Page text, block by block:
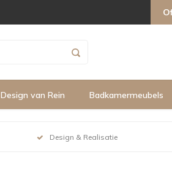
Design van Rein Badkamermeubels
Design & Realisatie